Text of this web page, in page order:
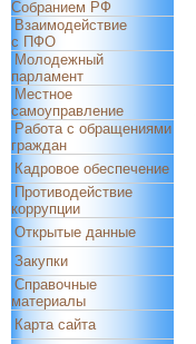
Собранием РФ
Взаимодействие
с ПФО
Молодежный
парламент
Местное
самоуправление
Работа с обращениями
граждан
Кадровое обеспечение
Противодействие
коррупции
Открытые данные
Закупки
Справочные
материалы
Карта сайта